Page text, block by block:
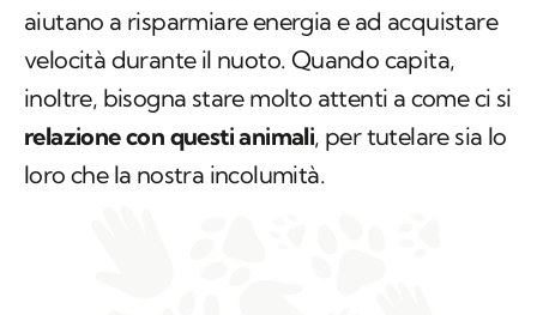
aiutano a risparmiare energia e ad acquistare
velocità durante il nuoto. Quando capita,
inoltre, bisogna stare molto attenti a come ci si
relazione con questi animali, per tutelare sia lo
loro che la nostra incolumità.